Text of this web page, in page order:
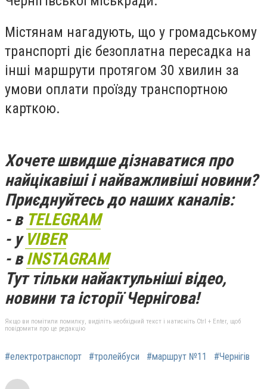
Містянам нагадують, що у громадському
транспорті діє безоплатна пересадка на
інші маршрути протягом 30 хвилин за
умови оплати проїзду транспортною
карткою.
Хочете швидше дізнаватися про
найцікавіші і найважливіші новини?
Приєднуйтесь до наших каналів:
- в TELEGRAM
- у VIBER
- вINSTAGRAM
Тут тільки найактульніші відео,
новини та історії Чернігова!
Якщо ви помітили помилку, виділіть необхідний текст і натисніть Ctrl + Enter, щоб
повідомити про це редакцію
#електротранспорт #тролейбуси #маршрут №11 #Чернігів